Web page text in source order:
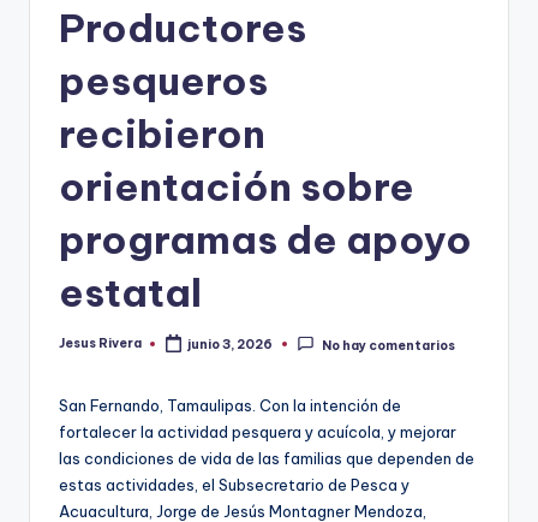
Productores
pesqueros
recibieron
orientación sobre
programas de apoyo
estatal
Publicado
Jesus Rivera junio 3, 2026 No hay comentarios
San Fernando, Tamaulipas. Con la intención de
fortalecer la actividad pesquera y acuícola, y mejorar
las condiciones de vida de las familias que dependen de
estas actividades, el Subsecretario de Pesca y
Acuacultura, Jorge de Jesús Montagner Mendoza,